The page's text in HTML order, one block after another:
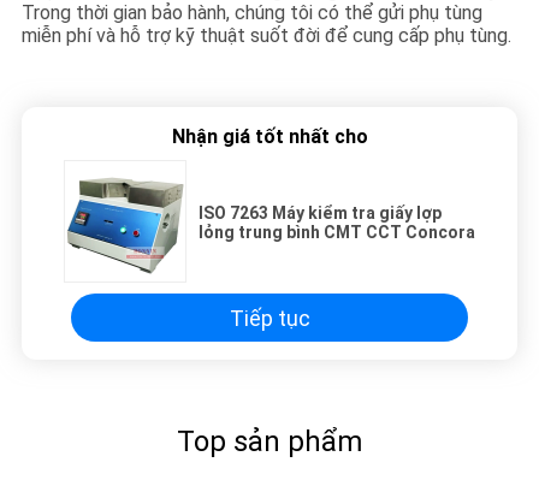
Trong thời gian bảo hành, chúng tôi có thể gửi phụ tùng
miễn phí và hỗ trợ kỹ thuật suốt đời để cung cấp phụ tùng.
Nhận giá tốt nhất cho
ISO 7263 Máy kiểm tra giấy lợp
lỏng trung bình CMT CCT Concora
Tiếp tục
Top sản phẩm